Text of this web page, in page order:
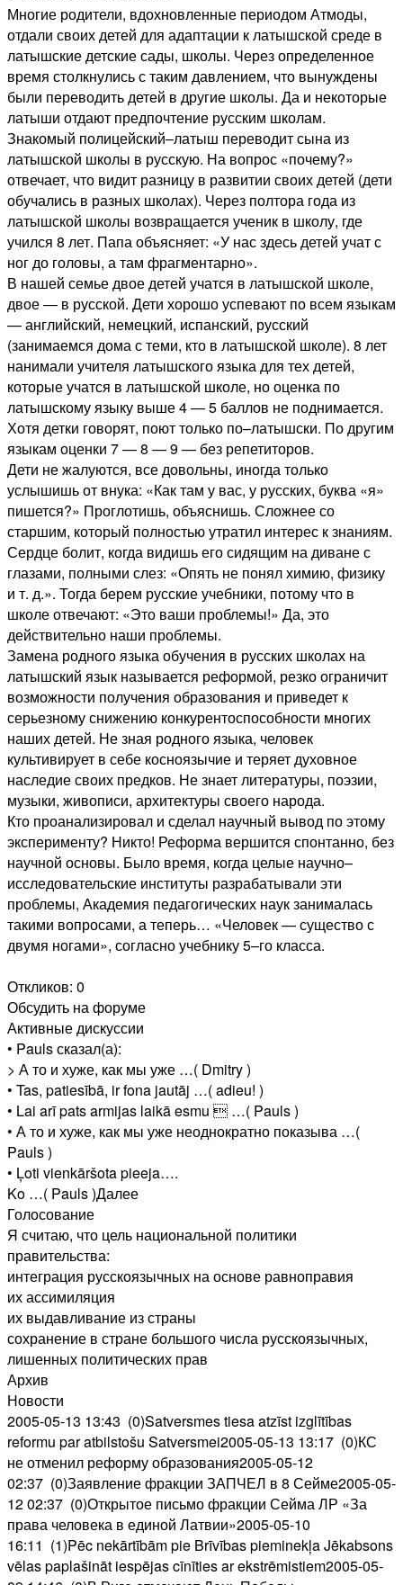
Многие родители, вдохновленные периодом Атмоды,
отдали своих детей для адаптации к латышской среде в
латышские детские сады, школы. Через определенное
время столкнулись с таким давлением, что вынуждены
были переводить детей в другие школы. Да и некоторые
латыши отдают предпочтение русским школам.
Знакомый полицейский–латыш переводит сына из
латышской школы в русскую. На вопрос «почему?»
отвечает, что видит разницу в развитии своих детей (дети
обучались в разных школах). Через полтора года из
латышской школы возвращается ученик в школу, где
учился 8 лет. Папа объясняет: «У нас здесь детей учат с
ног до головы, а там фрагментарно».
В нашей семье двое детей учатся в латышской школе,
двое — в русской. Дети хорошо успевают по всем языкам
— английский, немецкий, испанский, русский
(занимаемся дома с теми, кто в латышской школе). 8 лет
нанимали учителя латышского языка для тех детей,
которые учатся в латышской школе, но оценка по
латышскому языку выше 4 — 5 баллов не поднимается.
Хотя детки говорят, поют только по–латышски. По другим
языкам оценки 7 — 8 — 9 — без репетиторов.
Дети не жалуются, все довольны, иногда только
услышишь от внука: «Как там у вас, у русских, буква «я»
пишется?» Проглотишь, объяснишь. Сложнее со
старшим, который полностью утратил интерес к знаниям.
Сердце болит, когда видишь его сидящим на диване с
глазами, полными слез: «Опять не понял химию, физику
и т. д.». Тогда берем русские учебники, потому что в
школе отвечают: «Это ваши проблемы!» Да, это
действительно наши проблемы.
Замена родного языка обучения в русских школах на
латышский язык называется реформой, резко ограничит
возможности получения образования и приведет к
серьезному снижению конкурентоспособности многих
наших детей. Не зная родного языка, человек
культивирует в себе косноязычие и теряет духовное
наследие своих предков. Не знает литературы, поэзии,
музыки, живописи, архитектуры своего народа.
Кто проанализировал и сделал научный вывод по этому
эксперименту? Никто! Реформа вершится спонтанно, без
научной основы. Было время, когда целые научно–
исследовательские институты разрабатывали эти
проблемы, Академия педагогических наук занималась
такими вопросами, а теперь… «Человек — существо с
двумя ногами», согласно учебнику 5–го класса.
Откликов: 0
Обсудить на форуме
Активные дискуссии
• Pauls сказал(а):
> А то и хуже, как мы уже …( Dmitry )
• Tas, patiesībā, ir fona jautāj …( adieu! )
• Lai arī pats armijas laikā esmu  …( Pauls )
• А то и хуже, как мы уже неоднократно показыва …(
Pauls )
• Ļoti vienkāršota pieeja….
Ko …( Pauls )Далее
Голосование
Я считаю, что цель национальной политики
правительства:
интеграция русскоязычных на основе равноправия
их ассимиляция
их выдавливание из страны
сохранение в стране большого числа русскоязычных,
лишенных политических прав
Архив
Новости
2005-05-13 13:43 (0)Satversmes tiesa atzīst izglītības
reformu par atbilstošu Satversmei2005-05-13 13:17 (0)КС
не отменил реформу образования2005-05-12
02:37 (0)Заявление фракции ЗАПЧЕЛ в 8 Сейме2005-05-
12 02:37 (0)Открытое письмо фракции Сейма ЛР «За
права человека в единой Латвии»2005-05-10
16:11 (1)Pēc nekārtībām pie Brīvības pieminekļa Jēkabsons
vēlas paplašināt iespējas cīnīties ar ekstrēmistiem2005-05-